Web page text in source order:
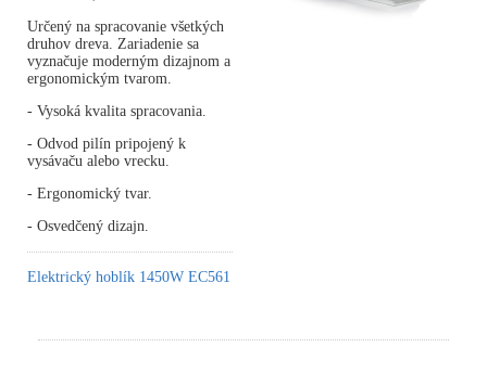
Určený na spracovanie všetkých
druhov dreva. Zariadenie sa
vyznačuje moderným dizajnom a
ergonomickým tvarom.
- Vysoká kvalita spracovania.
- Odvod pilín pripojený k
vysávaču alebo vrecku.
- Ergonomický tvar.
- Osvedčený dizajn.
Elektrický hoblík 1450W EC561